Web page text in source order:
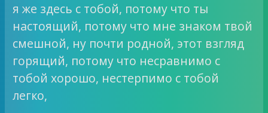
я же здесь с тобой, потому что ты
настоящий, потому что мне знаком твой
смешной, ну почти родной, этот взгляд
горящий, потому что несравнимо с
тобой хорошо, нестерпимо с тобой
легко,